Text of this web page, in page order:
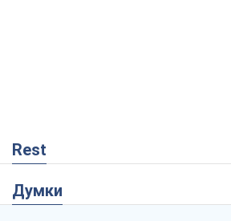
Rest
Думки